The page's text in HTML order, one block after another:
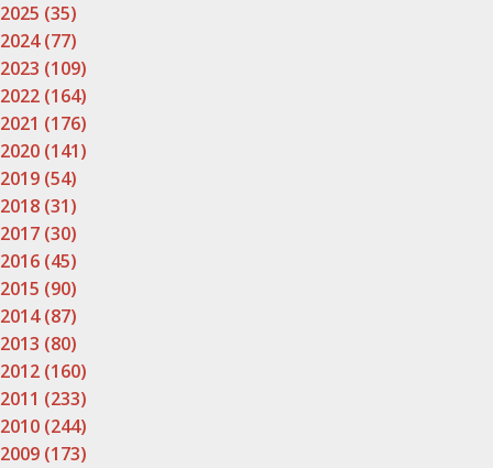
2025 (35)
2024 (77)
2023 (109)
2022 (164)
2021 (176)
2020 (141)
2019 (54)
2018 (31)
2017 (30)
2016 (45)
2015 (90)
2014 (87)
2013 (80)
2012 (160)
2011 (233)
2010 (244)
2009 (173)